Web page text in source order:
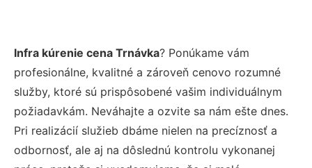
Infra kúrenie cena Trnávka? Ponúkame vám
profesionálne, kvalitné a zároveň cenovo rozumné
služby, ktoré sú prispôsobené vašim individuálnym
požiadavkám. Neváhajte a ozvite sa nám ešte dnes.
Pri realizácií služieb dbáme nielen na precíznosť a
odbornosť, ale aj na dôslednú kontrolu vykonanej